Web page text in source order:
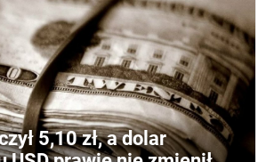
5,10 zł, a dolar